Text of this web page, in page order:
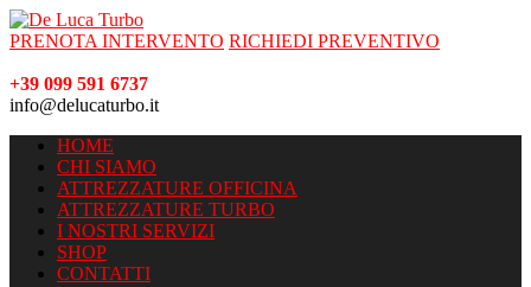
PRENOTA INTERVENTO RICHIEDI PREVENTIVO
+39 099 591 6737
info@delucaturbo.it
HOME
CHI SIAMO
ATTREZZATURE OFFICINA
ATTREZZATURE TURBO
I NOSTRI SERVIZI
SHOP
CONTATTI